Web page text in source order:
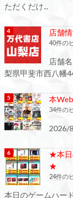
ただくだけ...
店舗
40件の
店舗
梨県甲斐市西八幡
本
34件の
★本日
★
24件の
本日のゲームハー